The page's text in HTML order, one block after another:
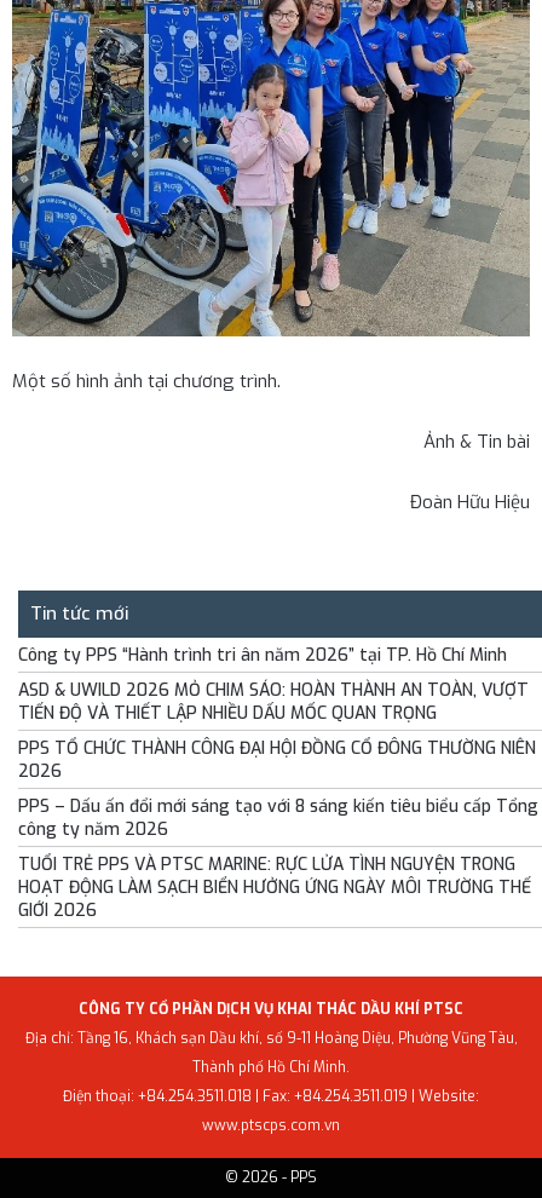
Một số hình ảnh tại chương trình.
Ảnh & Tin bài
Đoàn Hữu Hiệu
Tin tức mới
Công ty PPS “Hành trình tri ân năm 2026” tại TP. Hồ Chí Minh
ASD & UWILD 2026 MỎ CHIM SÁO: HOÀN THÀNH AN TOÀN, VƯỢT
TIẾN ĐỘ VÀ THIẾT LẬP NHIỀU DẤU MỐC QUAN TRỌNG
PPS TỔ CHỨC THÀNH CÔNG ĐẠI HỘI ĐỒNG CỔ ĐÔNG THƯỜNG NIÊN
2026
PPS – Dấu ấn đổi mới sáng tạo với 8 sáng kiến tiêu biểu cấp Tổng
công ty năm 2026
TUỔI TRẺ PPS VÀ PTSC MARINE: RỰC LỬA TÌNH NGUYỆN TRONG
HOẠT ĐỘNG LÀM SẠCH BIỂN HƯỞNG ỨNG NGÀY MÔI TRƯỜNG THẾ
GIỚI 2026
CÔNG TY CỔ PHẦN DỊCH VỤ KHAI THÁC DẦU KHÍ PTSC
Địa chỉ: Tầng 16, Khách sạn Dầu khí, số 9-11 Hoàng Diệu, Phường Vũng Tàu,
Thành phố Hồ Chí Minh.
Điện thoại: +84.254.3511.018 | Fax: +84.254.3511.019 | Website:
www.ptscps.com.vn
© 2026 - PPS